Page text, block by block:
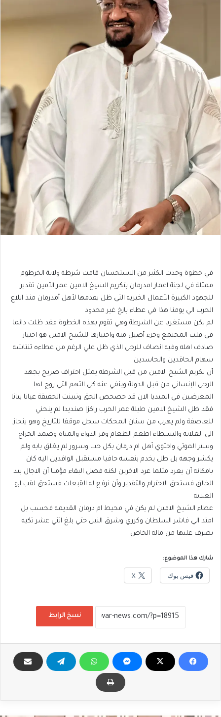
في خطوة وجدت الكثير من الاستحسان قامت شرطة ولاية الخرطوم
ممثلة في لجنة اعمار امدرمان بتكريم الشيخ الامين عمر الأمين تقديرا
للجهود الكبيرة الأعمال الخيرية التي ظل يقدمها لأهل أمدرمان منذ انلاع
الحرب الي يومنا هذا في عطاء بازخ غير محدود
لم يكن مستغربا عن الشرطة وهي تقوم بهذه الخطوة فقد ظلت دائما
في قلب المجتمع وجزء أصيل منه واختيارها للشيخ الامين هو اختيار
صادف اهله وفيه انصاف للرجل الذي ظل علي الرغم من عطاءه تنتاشه
سهام الحاقدين والحاسدين
أن تكريم الشيخ الامين من قبل الشرطه يمثل احتراف صريح بجهد
الرجل الإنساني من قبل الدولة وينفي عنه كل التهم التي روج لها
المغرضين في الميديا الان قد حصحص الحق وتبينت الحقيقة عيانا بيانا
فقد ظل الشيخ الامين طيلة عمر الحرب راكزا صنديدا لم ينحني
للعاصفة ولم يهرب من سنان المحكات سجل موقفا للتاريخ وهو ينحاز
الي الغلابه والبسطاء اطعم الطعام وفر الدواء والمياه وضمد الجراح
وستر الموتي واحتوي أهل ام درمان بكل حب وسرور لم يغلق بابه ولم
يكشر وجهه بل ظل يخدم بنفسه حافيا مستقبل الوافدين اليه كان
بامكانه أن يعرد مثلما عرد الاخرين لكنه فضل البقاء مؤمنا أن الاجال بيد
الخالق فستحق الاحترام والتقدير وأن نرفع له القبعات فستحق لقب ابو
الغلابه
عطاء الشيخ الامين لم يكن في محيط ام درمان القديمه فحسب بل
امتد الي فاشر السلطان وكرري وشرق النيل حتي بلغ اثني عشر تكيه
يصرف عليها من ماله الخاص
شارك هذا الموضوع:
فيس بوك X
نسخ الرابط